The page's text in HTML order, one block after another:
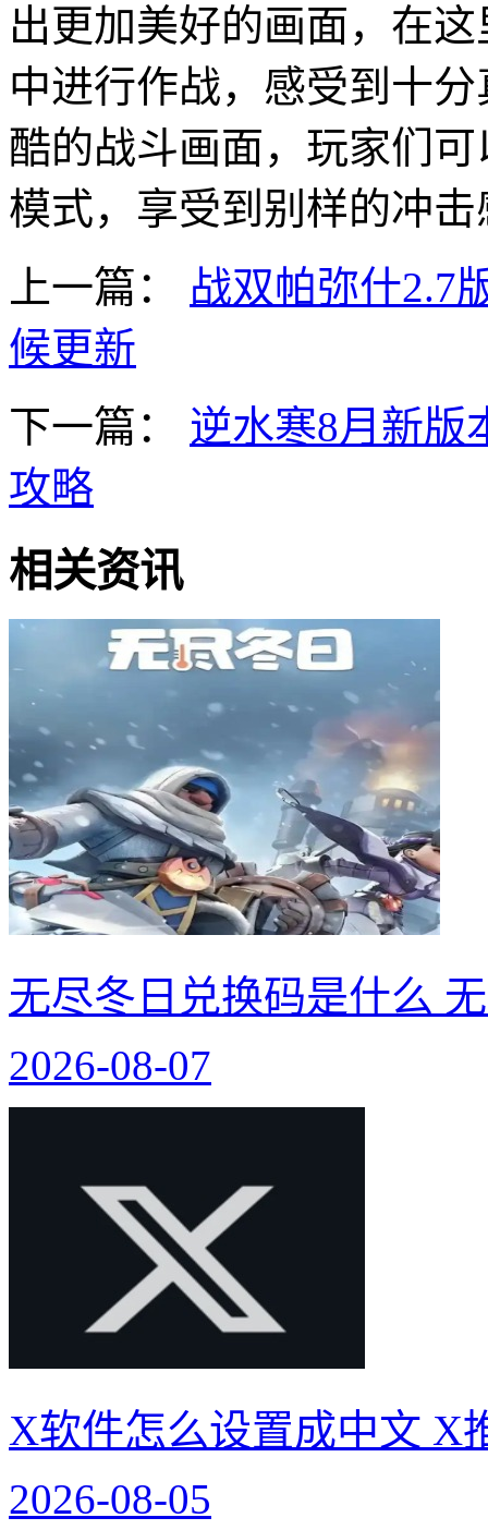
出更加美好的画面，在
中进行作战，感受到十
酷的战斗画面，玩家们
模式，享受到别样的冲击
上一篇：
战双帕弥什2.7
候更新
下一篇：
逆水寒8月新版
攻略
相关资讯
无尽冬日兑换码是什么
2026-08-07
X软件怎么设置成中文 X
2026-08-05